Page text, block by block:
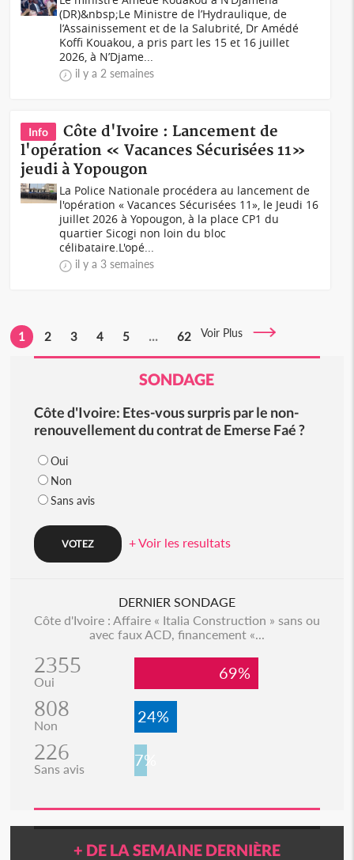
(DR)&nbsp;Le Ministre de l’Hydraulique, de
l’Assainissement et de la Salubrité, Dr Amédé
Koffi Kouakou, a pris part les 15 et 16 juillet
2026, à N’Djame...
il y a 2 semaines
Info
Côte d'Ivoire : Lancement de
l'opération « Vacances Sécurisées 11»
jeudi à Yopougon
La Police Nationale procédera au lancement de
l'opération « Vacances Sécurisées 11», le Jeudi 16
juillet 2026 à Yopougon, à la place CP1 du
quartier Sicogi non loin du bloc
célibataire.L'opé...
il y a 3 semaines
1 2 3 4 5 ... 62 Voir Plus
SONDAGE
Côte d'Ivoire: Etes-vous surpris par le non-
renouvellement du contrat de Emerse Faé ?
Oui
Non
Sans avis
+ Voir les resultats
DERNIER SONDAGE
Côte d'Ivoire : Affaire « Italia Construction » sans ou
avec faux ACD, financement «...
2355
Oui 69%
808
Non 24%
226
Sans avis 7%
+ DE LA SEMAINE DERNIÈRE